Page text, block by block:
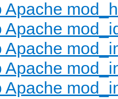
Apache
Apache
Apache
Apache
Apache